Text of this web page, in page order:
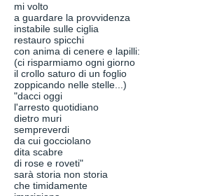
mi volto
a guardare la provvidenza
instabile sulle ciglia
restauro spicchi
con anima di cenere e lapilli:
(ci risparmiamo ogni giorno
il crollo saturo di un foglio
zoppicando nelle stelle...)
"dacci oggi
l'arresto quotidiano
dietro muri
sempreverdi
da cui gocciolano
dita scabre
di rose e roveti"
sarà storia non storia
che timidamente